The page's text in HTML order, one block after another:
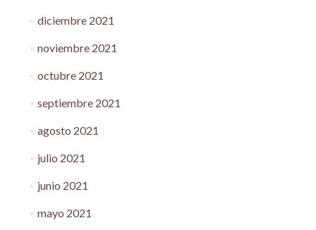
diciembre 2021
noviembre 2021
octubre 2021
septiembre 2021
agosto 2021
julio 2021
junio 2021
mayo 2021